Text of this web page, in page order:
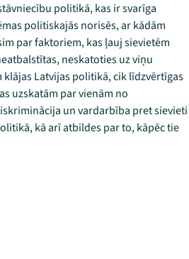
politikā, kas ir svarīga
politiskajās norisēs, ar kādām
par faktoriem, kas ļauj sievietēm
neskatoties uz viņu
Latvijas politikā, cik līdzvērtīgas
uzskatām par vienām no
un vardarbība pret sievieti
kā arī atbildes par to, kāpēc tie